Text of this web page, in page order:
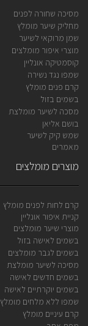
מסיכה שחורה לפנים
מחליק שיער מומלץ
שמן מרוקאי לשיער
מוצרי איפור מומלצים
קוסמטיקה אונליין
שמפו נגד נשירה
קרם פנים מומלץ
בשמים בזול
מסכה לשיער מומלצת
בושם אליאן
שמש קיק לשיער
מאמרים
מוצרים מומלצים
קרם לחות לפנים מומלץ
קניית איפור אונליין
מוצרי שיער מומלצים
בשמים לאישה בזול
בשמים לגבר מומלצים
מסיכה לשיער מומלצת
בשמים חדשים לאישה
בשמים יוקרתיים לאישה
שמפו ללא מלחים מומלץ
קרם עיניים מומלץ